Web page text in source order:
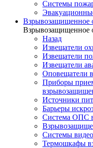
Системы
Взрывозащищенное
Взрывозащищенное
Назад
Извещатели
Извещатели
Извещатели
Оповещатели
Приборы
Источники
Барьеры
Система ОПС
Системы
Термошкафы